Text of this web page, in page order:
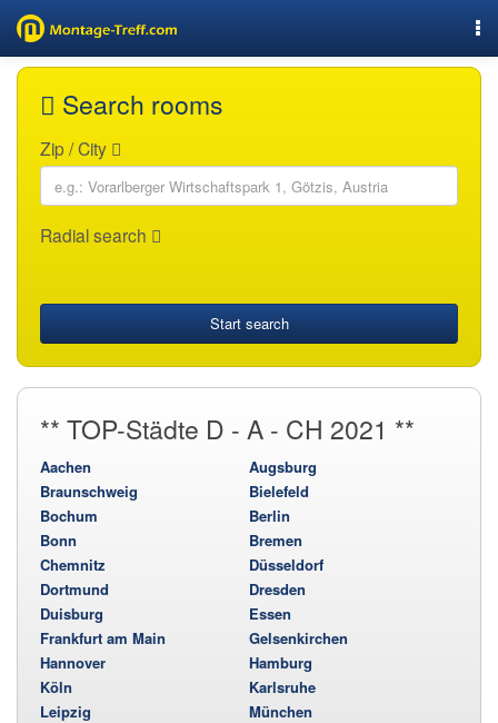
Search rooms
Zip / City
Radial search
Start search
** TOP-Städte D - A - CH 2021 **
Aachen
Augsburg
Braunschweig
Bielefeld
Bochum
Berlin
Bonn
Bremen
Chemnitz
Düsseldorf
Dortmund
Dresden
Duisburg
Essen
Frankfurt am Main
Gelsenkirchen
Hannover
Hamburg
Köln
Karlsruhe
Leipzig
München